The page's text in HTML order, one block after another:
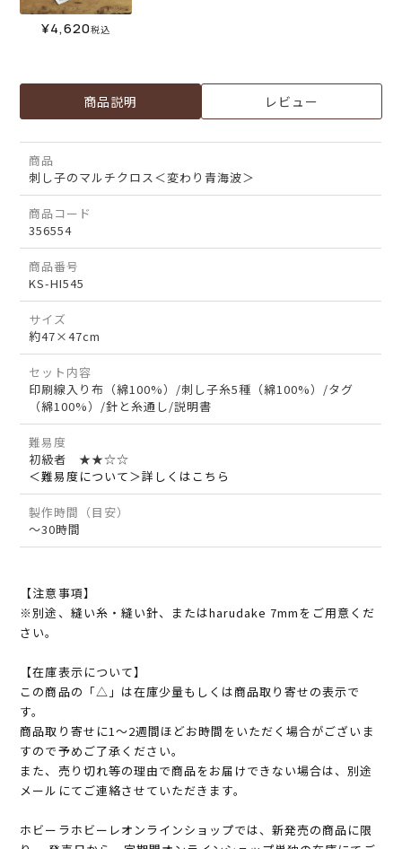
¥4,620税込
商品説明 レビュー
商品
刺し子のマルチクロス＜変わり青海波＞
商品コード
356554
商品番号
KS-HI545
サイズ
約47×47cm
セット内容
印刷線入り布（綿100%）/刺し子糸5種（綿100%）/タグ
（綿100%）/針と糸通し/説明書
難易度
初級者 ★★☆☆
＜難易度について＞詳しくはこちら
製作時間（目安）
～30時間
【注意事項】
※別途、縫い糸・縫い針、またはharudake 7mmをご用意くだ
さい。
【在庫表示について】
この商品の「△」は在庫少量もしくは商品取り寄せの表示で
す。
商品取り寄せに1～2週間ほどお時間をいただく場合がございま
すので予めご了承ください。
また、売り切れ等の理由で商品をお届けできない場合は、別途
メールにてご連絡させていただきます。
ホビーラホビーレオンラインショップでは、新発売の商品に限